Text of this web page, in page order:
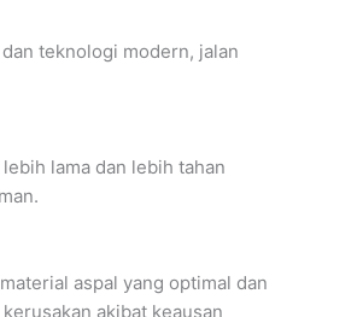
teknologi modern, jalan
lama dan lebih tahan
aspal yang optimal dan
akibat keausan